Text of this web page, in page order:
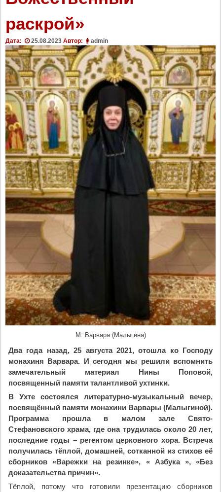
раскрой»
Дата: 25.08.2023 Автор: admin
М. Варвара (Малыгина)
Два года назад, 25 августа 2021, отошла ко Господу
монахиня Варвара. И сегодня мы решили вспомнить
замечательный материал Нины Поповой,
посвященный памяти талантливой ухтинки.
В Ухте состоялся литературно-музыкальный вечер,
посвящённый памяти монахини Варвары (Малыгиной).
Программа прошла в малом зале Свято-
Стефановского храма, где она трудилась около 20 лет,
последние годы – регентом церковного хора. Встреча
получилась тёплой, домашней, сотканной из стихов её
сборников «Варежки на резинке», « Азбука », «Без
доказательства причин».
Тёплой, потому что готовили презентацию сборников